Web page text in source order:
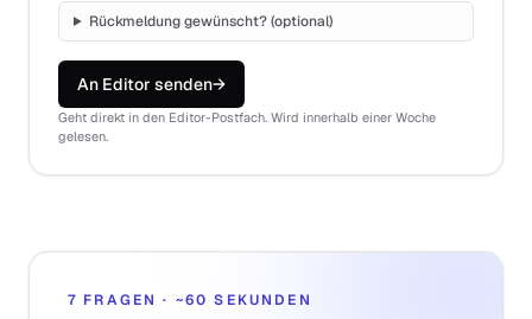
Rückmeldung gewünscht? (optional)
An Editor senden→
Geht direkt in den Editor-Postfach. Wird innerhalb einer Woche
gelesen.
7 FRAGEN · ~60 SEKUNDEN